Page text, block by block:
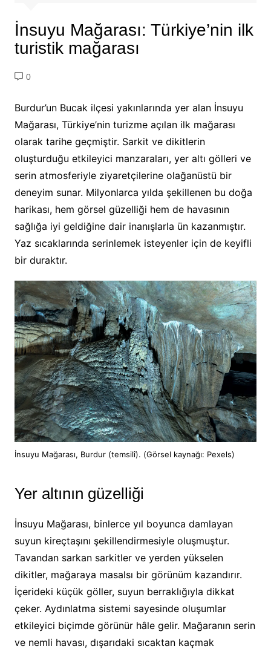
İnsuyu Mağarası: Türkiye’nin ilk
turistik mağarası
0
Burdur’un Bucak ilçesi yakınlarında yer alan İnsuyu
Mağarası, Türkiye’nin turizme açılan ilk mağarası
olarak tarihe geçmiştir. Sarkit ve dikitlerin
oluşturduğu etkileyici manzaraları, yer altı gölleri ve
serin atmosferiyle ziyaretçilerine olağanüstü bir
deneyim sunar. Milyonlarca yılda şekillenen bu doğa
harikası, hem görsel güzelliği hem de havasının
sağlığa iyi geldiğine dair inanışlarla ün kazanmıştır.
Yaz sıcaklarında serinlemek isteyenler için de keyifli
bir duraktır.
İnsuyu Mağarası, Burdur (temsilî). (Görsel kaynağı: Pexels)
Yer altının güzelliği
İnsuyu Mağarası, binlerce yıl boyunca damlayan
suyun kireçtaşını şekillendirmesiyle oluşmuştur.
Tavandan sarkan sarkitler ve yerden yükselen
dikitler, mağaraya masalsı bir görünüm kazandırır.
İçerideki küçük göller, suyun berraklığıyla dikkat
çeker. Aydınlatma sistemi sayesinde oluşumlar
etkileyici biçimde görünür hâle gelir. Mağaranın serin
ve nemli havası, dışarıdaki sıcaktan kaçmak